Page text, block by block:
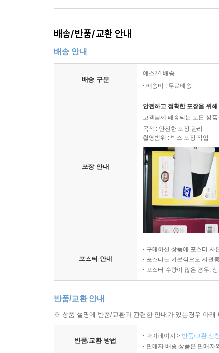
배송/반품/교환 안내
배송 안내
배송 구분
예스24 배송
배송비 : 무료배송
포장 안내
안전하고 정확한 포장을 위
고객님께 배송되는 모든 상
목적 : 안전한 포장 관리
촬영범위 : 박스 포장 작업
포스터 안내
구매하신 상품에 포스터 사
포스터는 기본적으로 지관
포스터 수량이 많은 경우,
반품/교환 안내
※ 상품 설명에 반품/교환과 관련한 안내가 있는경우 아
반품/교환 방법
마이페이지 > 반품/교환 신
판매자 배송 상품은 판매자